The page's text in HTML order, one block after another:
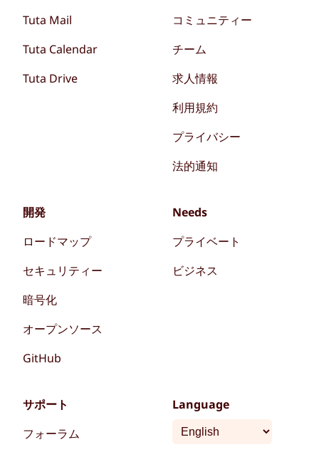
Tuta Mail
Tuta Calendar
Tuta Drive
コミュニティー
チーム
求人情報
利用規約
プライバシー
法的通知
開発
ロードマップ
セキュリティー
暗号化
オープンソース
GitHub
Needs
プライベート
ビジネス
サポート
フォーラム
Language